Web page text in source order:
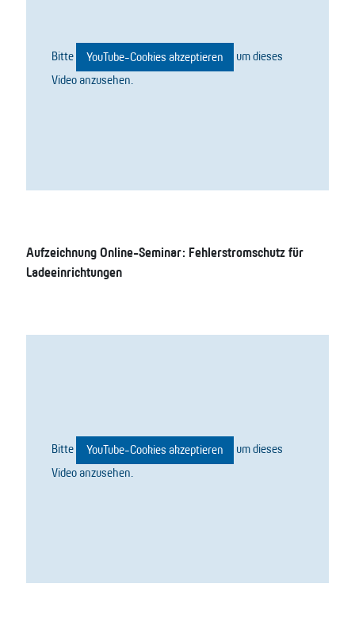
Bitte YouTube-Cookies akzeptieren
um dieses
Video anzusehen.
Aufzeichnung Online-Seminar: Fehlerstromschutz für
Ladeeinrichtungen
Bitte YouTube-Cookies akzeptieren
um dieses
Video anzusehen.